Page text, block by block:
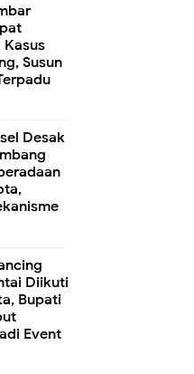
Kasus
Susun
Desak
Diikuti
Bupati
Event